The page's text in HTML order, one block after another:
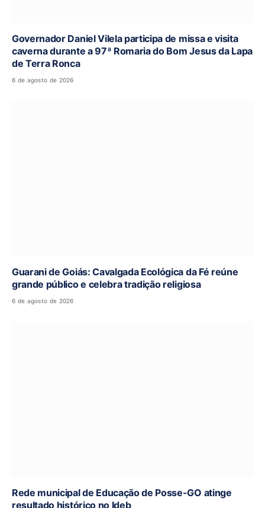
Governador Daniel Vilela participa de missa e visita
caverna durante a 97ª Romaria do Bom Jesus da Lapa
de Terra Ronca
6 de agosto de 2026
Guarani de Goiás: Cavalgada Ecológica da Fé reúne
grande público e celebra tradição religiosa
6 de agosto de 2026
Rede municipal de Educação de Posse-GO atinge
resultado histórico no Ideb